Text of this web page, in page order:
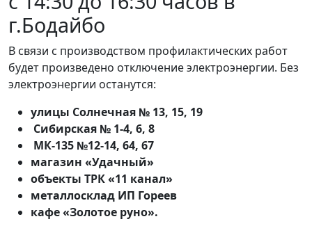
г.Бодайбо
В связи с производством профилактических работ
будет произведено отключение электроэнергии. Без
электроэнергии останутся:
улицы Солнечная № 13, 15, 19
Сибирская № 1-4, 6, 8
МК-135 №12-14, 64, 67
магазин «Удачный»
объекты ТРК «11 канал»
металлосклад ИП Гореев
кафе «Золотое руно».